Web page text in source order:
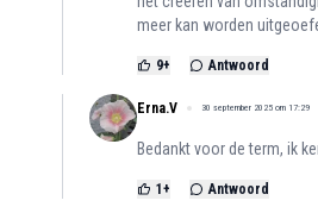
meer kan worden
9+ Antwoord
Erna.V 30 september 2025 om 17:29
Bedankt voor de term, ik
1 + Antwoord